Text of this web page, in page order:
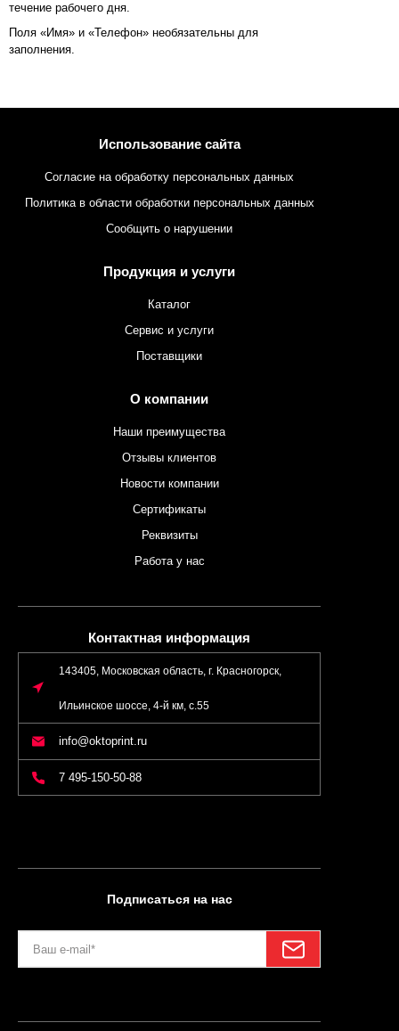
течение рабочего дня.
Поля «Имя» и «Телефон» необязательны для
заполнения.
Использование сайта
Согласие на обработку персональных данных
Политика в области обработки персональных данных
Сообщить о нарушении
Продукция и услуги
Каталог
Сервис и услуги
Поставщики
О компании
Наши преимущества
Отзывы клиентов
Новости компании
Сертификаты
Реквизиты
Работа у нас
Контактная информация
143405, Московская область, г. Красногорск,
Ильинское шоссе, 4-й км, с.55
info@oktoprint.ru
7 495-150-50-88
Подписаться на нас